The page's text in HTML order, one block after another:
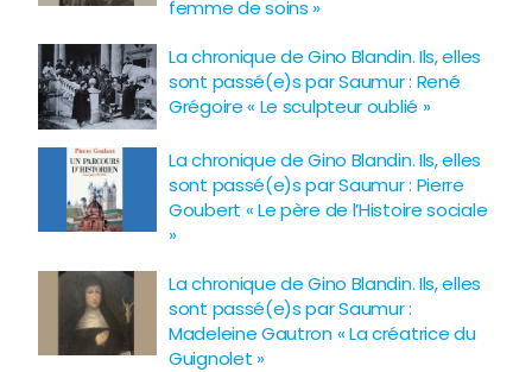
femme de soins »
La chronique de Gino Blandin. Ils, elles
sont passé(e)s par Saumur : René
Grégoire « Le sculpteur oublié »
La chronique de Gino Blandin. Ils, elles
sont passé(e)s par Saumur : Pierre
Goubert « Le père de l’Histoire sociale
»
La chronique de Gino Blandin. Ils, elles
sont passé(e)s par Saumur :
Madeleine Gautron « La créatrice du
Guignolet »